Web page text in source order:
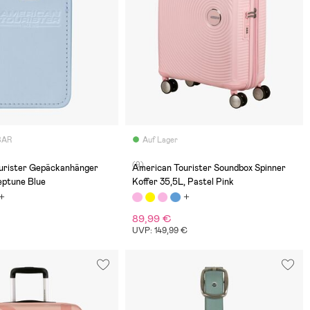
Gepäckanhänger
Blue
Auf Lager
(9)
American Tourister Soundbox Spinner
Koffer 35,5L, Pastel Pink
89,99 €
UVP: 149,99 €